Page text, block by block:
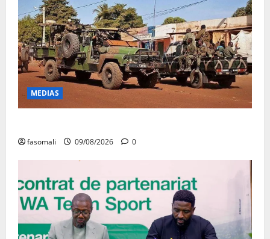
MEDIAS
fasomali 09/08/2026 0